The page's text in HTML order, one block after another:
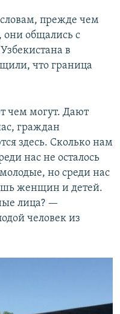
словам, прежде чем
они общались с
в
что граница
чем могут. Дают
граждан
здесь. Сколько нам
нас не осталось
но среди нас
женщин и детей.
лица? —
человек из